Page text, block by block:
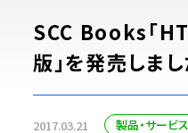
SCC Books「
版」を発売しまし
2017.03.21 製品・サービス